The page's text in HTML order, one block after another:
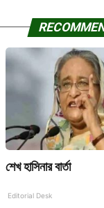
শেখ হাসিনার বার্তা
Editorial Desk